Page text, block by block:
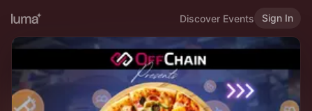
Discover Events Sign In